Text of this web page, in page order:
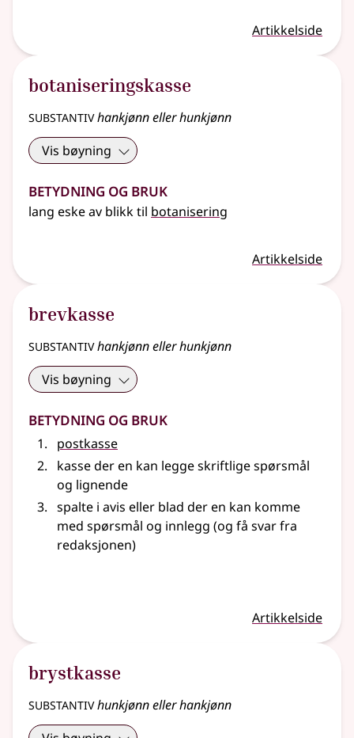
Artikkelside
botaniseringskasse
substantivhankjønn eller hunkjønn
Vis bøyning
Betydning og bruk
lang eske av blikk til botanisering
Artikkelside
brevkasse
substantivhankjønn eller hunkjønn
Vis bøyning
Betydning og bruk
postkasse
kasse der en kan legge skriftlige spørsmål
og lignende
spalte i avis eller blad der en kan komme
med spørsmål og innlegg (og få svar fra
redaksjonen)
Artikkelside
brystkasse
substantivhunkjønn eller hankjønn